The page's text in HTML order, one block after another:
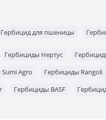
Гербицид для пшеницы
Гербициды Нертус
Agro Гербициды Rangoli
Гербициды BASF